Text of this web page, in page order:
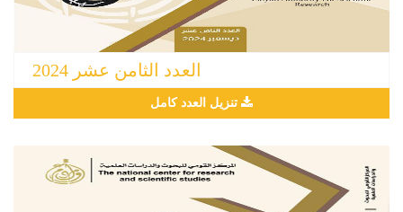
العدد الثامن عشر 2024
تنزيل العدد كامل